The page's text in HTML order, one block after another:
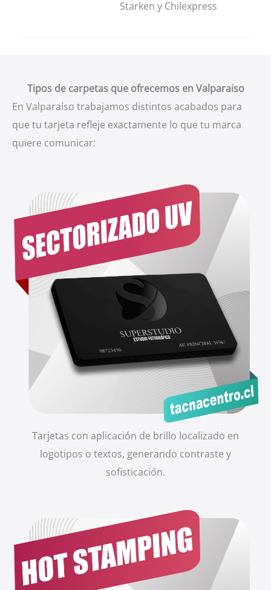
Starken y Chilexpress
Tipos de carpetas que ofrecemos en Valparaiso
En Valparaíso trabajamos distintos acabados para
que tu tarjeta refleje exactamente lo que tu marca
quiere comunicar:
Tarjetas con aplicación de brillo localizado en
logotipos o textos, generando contraste y
sofisticación.